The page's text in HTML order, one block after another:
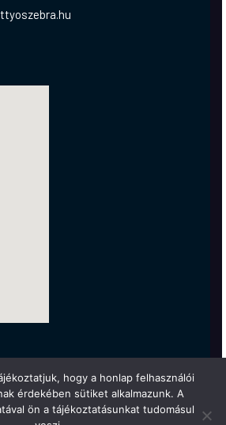
hogy a honlap felhasználói
érdekében sütiket alkalmazunk. A
ön a tájékoztatásunkat tudomásul